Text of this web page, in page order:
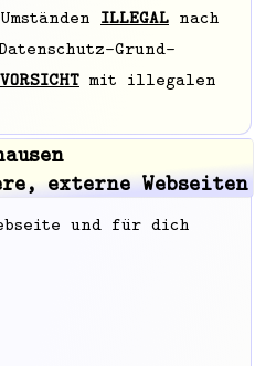
ILLEGAL nach
Grund-
VORSICHT mit illegalen
externe Webseiten
und für dich